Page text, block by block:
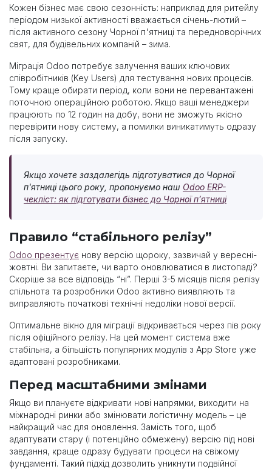
Кожен бізнес має свою сезонність: наприклад для ритейлу
періодом низької активності вважається січень-лютий –
після активного сезону Чорної п'ятниці та передноворічних
свят, для будівельних компаній – зима.
Міграція Odoo потребує залучення ваших ключових
співробітників (Key Users) для тестування нових процесів.
Тому краще обирати період, коли вони не перевантажені
поточною операційною роботою. Якщо ваші менеджери
працюють по 12 годин на добу, вони не зможуть якісно
перевірити нову систему, а помилки виникатимуть одразу
після запуску.
Якщо хочете заздалегідь підготуватися до Чорної
п'ятниці цього року, пропонуємо наш Odoo ERP-
чекліст: як підготувати бізнес до Чорної п’ятниці
Правило “стабільного релізу”
Odoo презентує нову версію щороку, зазвичай у вересні-
жовтні. Ви запитаєте, чи варто оновлюватися в листопаді?
Скоріше за все відповідь “ні”. Перші 3-5 місяців після релізу
спільнота та розробники Odoo активно виявляють та
виправляють початкові технічні недоліки нової версії.
Оптимальне вікно для міграції відкривається через пів року
після офіційного релізу. На цей момент система вже
стабільна, а більшість популярних модулів з App Store уже
адаптовані розробниками.
Перед масштабними змінами
Якщо ви плануєте відкривати нові напрямки, виходити на
міжнародні ринки або змінювати логістичну модель – це
найкращий час для оновлення. Замість того, щоб
адаптувати стару (і потенційно обмежену) версію під нові
завдання, краще одразу будувати процеси на свіжому
фундаменті. Такий підхід дозволить уникнути подвійної